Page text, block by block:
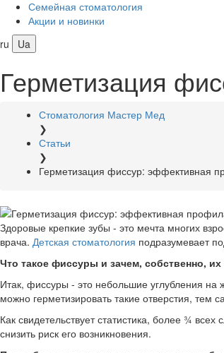
Семейная стоматология
Акции и новинки
ru
Ua
Герметизация
Стоматология Мастер Мед
❯
Статьи
❯
Герметизация фиссур: эффективная
Здоровые крепкие зубы - это мечта многих
врача. Детская стоматология подразумевает
Что такое фиссуры и зачем, собственно, их
Итак, фиссуры - это небольшие углубления на
можно герметизировать такие отверстия, тем
Как свидетельствует статистика, более ¾
снизить риск его возникновения.